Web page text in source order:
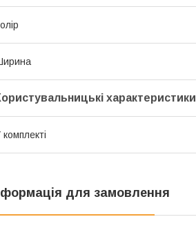
характеристики
комплекті
для замовлення